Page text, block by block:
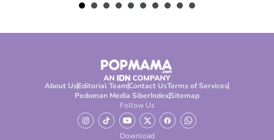
About UsEditorial TeamContact UsTerms of Services
Pedoman Media SiberIndexSitemap
Follow Us
Download